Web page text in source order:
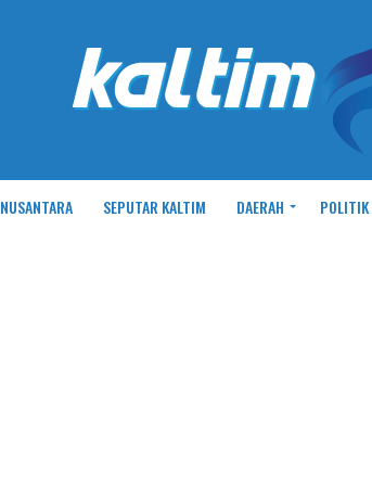
NUSANTARA SEPUTAR KALTIM DAERAH POLITIK